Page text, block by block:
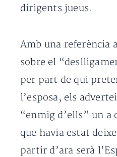
dirigents jueus.
Amb una referència
sobre el
per part de qui
l’esposa, els
“enmig d’ells” un a
que havia estat
partir d’ara serà